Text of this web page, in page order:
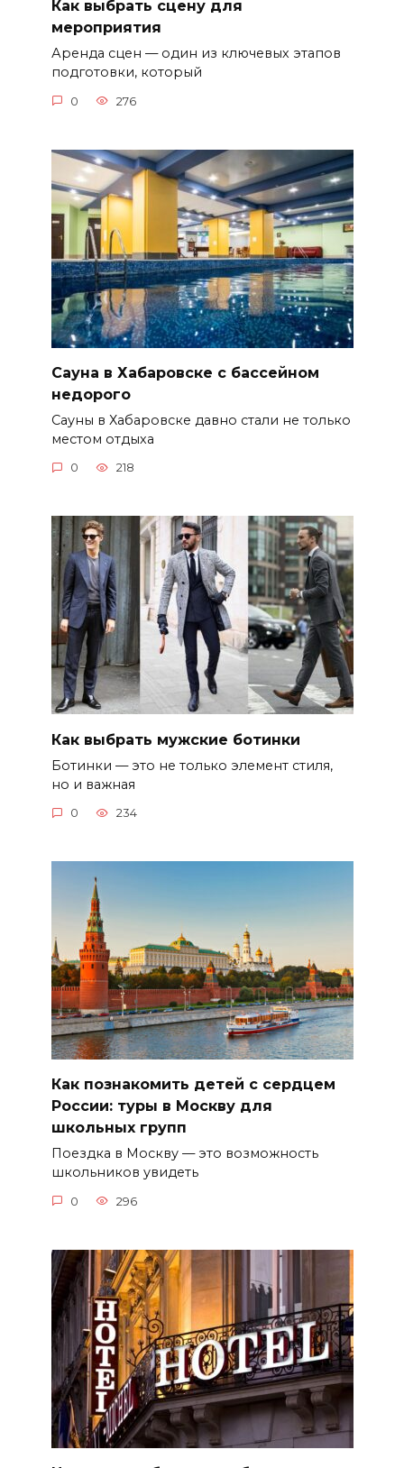
Как выбрать сцену для
мероприятия
Аренда сцен — один из ключевых этапов
подготовки, который
0 276
Сауна в Хабаровске с бассейном
недорого
Сауны в Хабаровске давно стали не только
местом отдыха
0 218
Как выбрать мужские ботинки
Ботинки — это не только элемент стиля,
но и важная
0 234
Как познакомить детей с сердцем
России: туры в Москву для
школьных групп
Поездка в Москву — это возможность
школьников увидеть
0 296